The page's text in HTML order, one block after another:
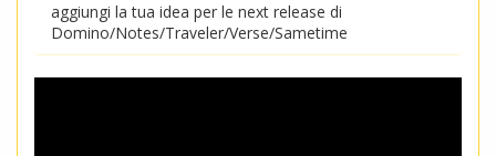
aggiungi la tua idea per le next release di
Domino/Notes/Traveler/Verse/Sametime